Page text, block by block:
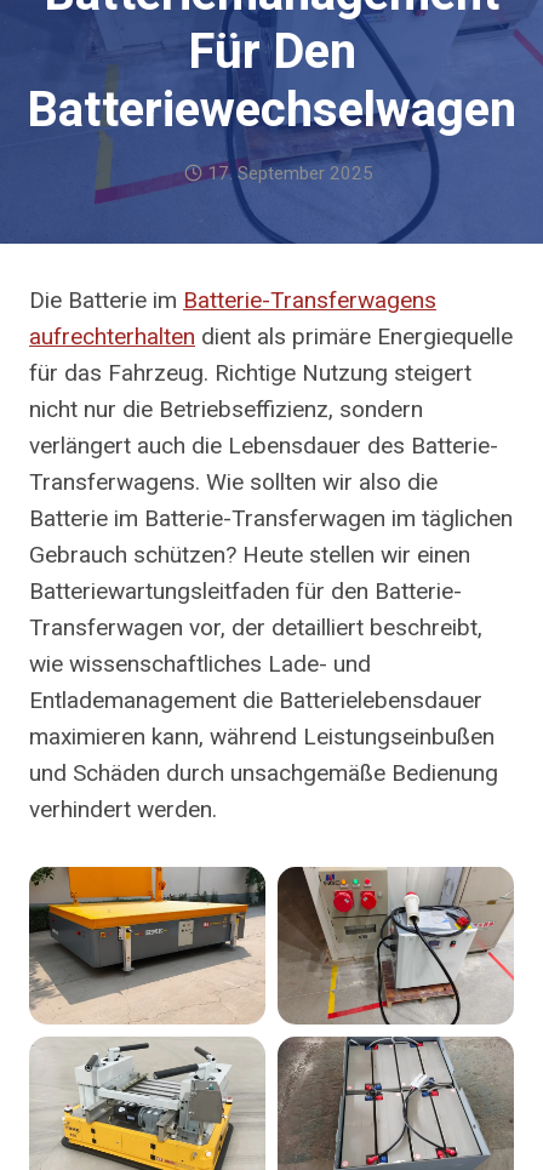
Für Den
Batteriewechselwagen
17. September 2025
Die Batterie im Batterie-Transferwagens
aufrechterhalten dient als primäre Energiequelle
für das Fahrzeug. Richtige Nutzung steigert
nicht nur die Betriebseffizienz, sondern
verlängert auch die Lebensdauer des Batterie-
Transferwagens. Wie sollten wir also die
Batterie im Batterie-Transferwagen im täglichen
Gebrauch schützen? Heute stellen wir einen
Batteriewartungsleitfaden für den Batterie-
Transferwagen vor, der detailliert beschreibt,
wie wissenschaftliches Lade- und
Entlademanagement die Batterielebensdauer
maximieren kann, während Leistungseinbußen
und Schäden durch unsachgemäße Bedienung
verhindert werden.